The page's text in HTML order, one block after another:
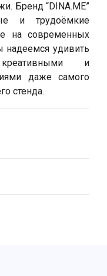
Бренд “DINA.ME”
и трудоёмкие
на современных
надеемся удивить
и
даже самого
стенда.